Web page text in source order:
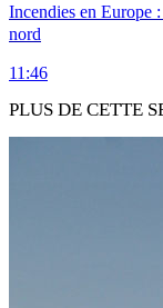
Incendies en Europe
nord
11:46
PLUS DE CETTE